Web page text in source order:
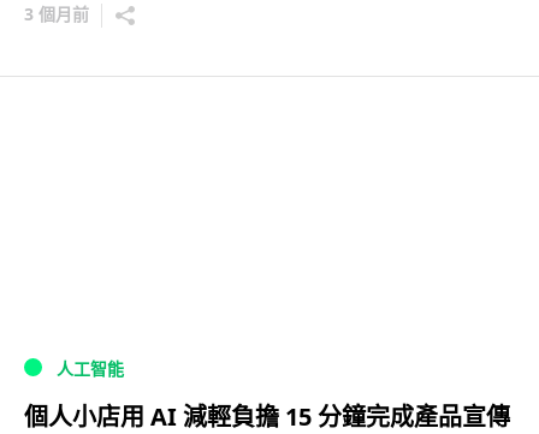
3 個月前
人工智能
個人小店用 AI 減輕負擔 15 分鐘完成產品宣傳